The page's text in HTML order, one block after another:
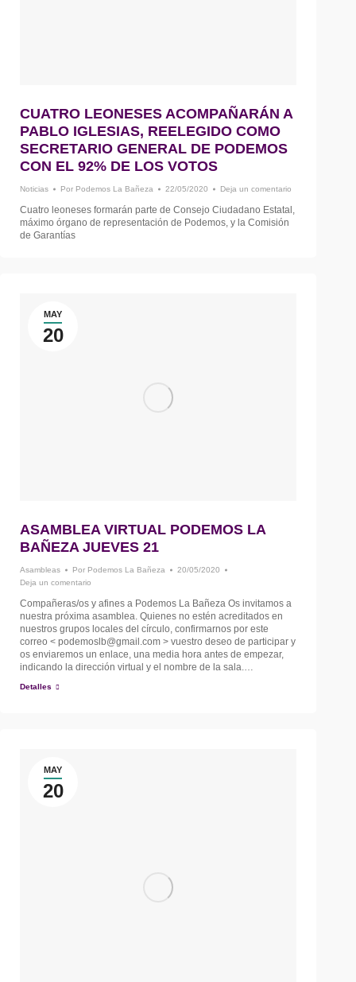
CUATRO LEONESES ACOMPAÑARÁN A
PABLO IGLESIAS, REELEGIDO COMO
SECRETARIO GENERAL DE PODEMOS
CON EL 92% DE LOS VOTOS
Noticias Por Podemos La Bañeza 22/05/2020 Deja un comentario
Cuatro leoneses formarán parte de Consejo Ciudadano Estatal,
máximo órgano de representación de Podemos, y la Comisión
de Garantías
MAY
20
ASAMBLEA VIRTUAL PODEMOS LA
BAÑEZA JUEVES 21
Asambleas Por Podemos La Bañeza
20/05/2020
Deja un comentario
Compañeras/os y afines a Podemos La Bañeza Os invitamos a
nuestra próxima asamblea. Quienes no estén acreditados en
nuestros grupos locales del círculo, confirmarnos por este
correo < podemoslb@gmail.com > vuestro deseo de participar y
os enviaremos un enlace, una media hora antes de empezar,
indicando la dirección virtual y el nombre de la sala.…
Detalles
MAY
20